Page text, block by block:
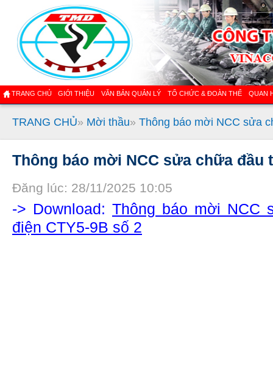
TRANG CHỦ GIỚI THIỆU VĂN BẢN QUẢN LÝ TỔ CHỨC & ĐOÀN THỂ QUAN
TRANG CHỦ» Mời thầu» Thông báo mời NCC sửa
Thông báo mời NCC sửa chữa đầu
Đăng lúc: 28/11/2025 10:05
-> Download: Thông báo mời NCC
điện CTY5-9B số 2